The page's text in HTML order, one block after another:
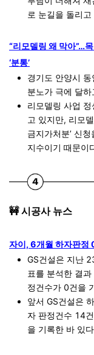
로 눈길을 돌리고
“리모델링 왜 막아”…
‘분통’
경기도 안양시
분노가 극에 달하
리모델링 사업 정
고 있지만, 리모
금지가처분’ 신
지수이기 때문이
🚧 시공사 뉴스
자이, 6개월 하자판정
GS건설은 지난
표를 분석한 결
정건수가 0건을
앞서 GS건설은
자 판정건수 14
을 기록한 바 있